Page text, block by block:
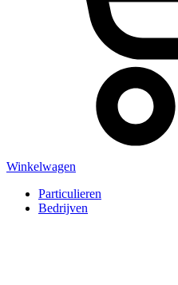
Winkelwagen
Particulieren
Bedrijven